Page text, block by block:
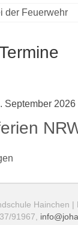
der Feuerwehr
September 2026
Hainchen |
91967,